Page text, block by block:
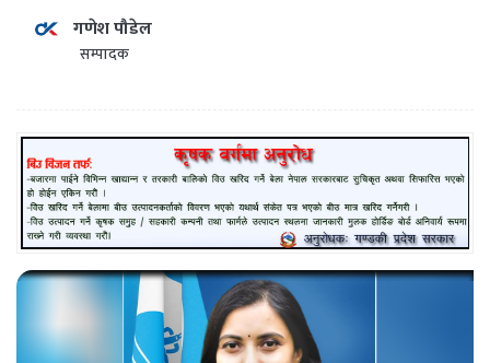
गणेश पौडेल
सम्पादक